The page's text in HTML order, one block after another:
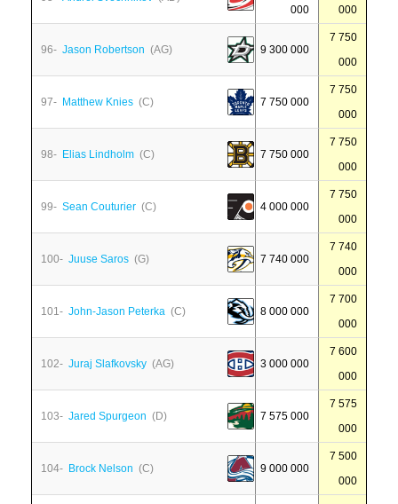
000
000
96- Jason Robertson (AG) 9 300 000
7 750
000
97- Matthew Knies (C) 7 750 000
7 750
000
98- Elias Lindholm (C) 7 750 000
7 750
000
99- Sean Couturier (C) 4 000 000
7 750
000
100- Juuse Saros (G) 7 740 000
7 740
000
101- John-Jason Peterka (C) 8 000 000
7 700
000
102- Juraj Slafkovsky (AG) 3 000 000
7 600
000
103- Jared Spurgeon (D) 7 575 000
7 575
000
104- Brock Nelson (C) 9 000 000
7 500
000